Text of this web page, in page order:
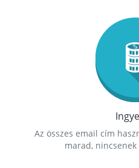
Az összes email cím
marad,